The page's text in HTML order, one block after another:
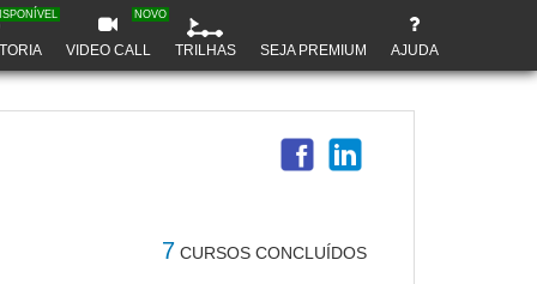
VIDEO CALL
NOVO
TRILHAS SEJA PREMIUM AJUDA
7 CURSOS CONCLUÍDOS